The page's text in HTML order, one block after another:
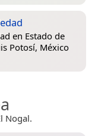
en Estado de
Potosí, México
Nogal.